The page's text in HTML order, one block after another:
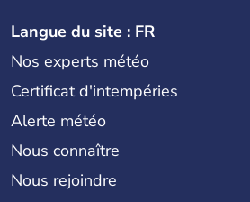
Langue du site : FR
Nos experts météo
Certificat d'intempéries
Alerte météo
Nous connaître
Nous rejoindre